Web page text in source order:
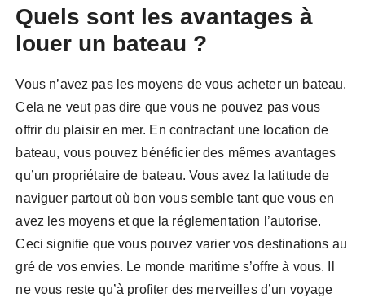
Quels sont les avantages à
louer un bateau ?
Vous n’avez pas les moyens de vous acheter un bateau.
Cela ne veut pas dire que vous ne pouvez pas vous
offrir du plaisir en mer. En contractant une location de
bateau, vous pouvez bénéficier des mêmes avantages
qu’un propriétaire de bateau. Vous avez la latitude de
naviguer partout où bon vous semble tant que vous en
avez les moyens et que la réglementation l’autorise.
Ceci signifie que vous pouvez varier vos destinations au
gré de vos envies. Le monde maritime s’offre à vous. Il
ne vous reste qu’à profiter des merveilles d’un voyage